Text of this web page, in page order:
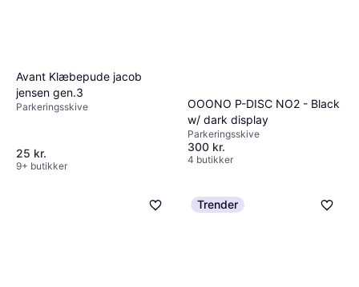
Avant Klæbepude jacob
jensen gen.3
Parkeringsskive
25 kr.
9+ butikker
OOONO P-DISC NO2 - Black
w/ dark display
Parkeringsskive
300 kr.
4 butikker
Trender